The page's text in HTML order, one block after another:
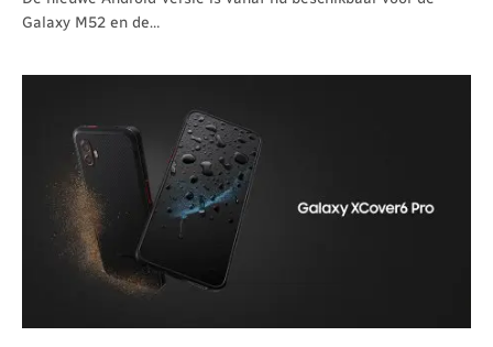
Galaxy M52 en de…